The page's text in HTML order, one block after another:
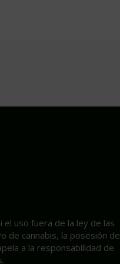
uso fuera de la ley de las
de cannabis, la posesión de
a la responsabilidad de